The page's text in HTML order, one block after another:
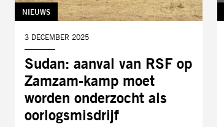
Sudan: aanval van RSF op
Zamzam-kamp moet
worden onderzocht als
oorlogsmisdrijf
TAG:
NIEUWS
DATUM:
3 DECEMBER 2025